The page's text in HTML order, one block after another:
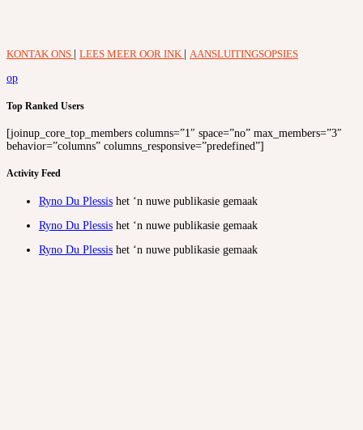
KONTAK ONS LEES MEER OOR INK
AANSLUITINGSOPSIES
op
Top Ranked Users
[joinup_core_top_members columns=”1″ space=”no” max_members=”3″
behavior=”columns” columns_responsive=”predefined”]
Activity Feed
Ryno Du Plessis het ‘n nuwe publikasie gemaak
Ryno Du Plessis het ‘n nuwe publikasie gemaak
Ryno Du Plessis het ‘n nuwe publikasie gemaak